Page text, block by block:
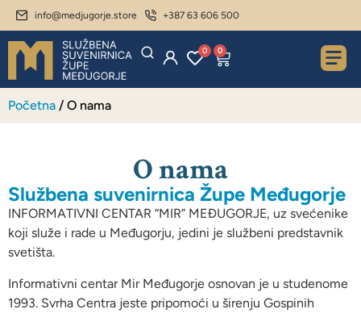
info@medjugorje.store +387 63 606 500
0 0
Početna / O nama
O nama
Službena suvenirnica Župe Međugorje
INFORMATIVNI CENTAR “MIR” MEĐUGORJE, uz svećenike
koji služe i rade u Međugorju, jedini je službeni predstavnik
svetišta.
Informativni centar Mir Međugorje osnovan je u studenome
1993. Svrha Centra jeste pripomoći u širenju Gospinih